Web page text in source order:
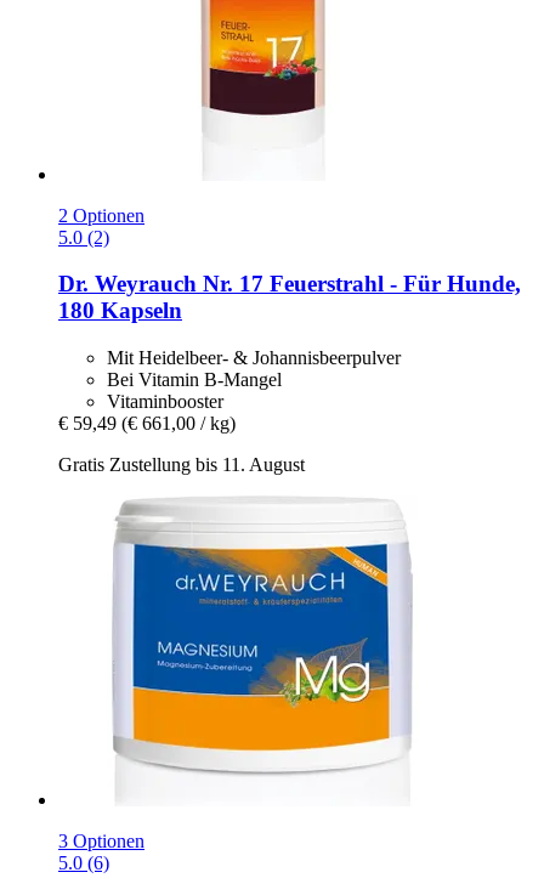
2 Optionen
5.0 (2)
Dr. Weyrauch Nr. 17 Feuerstrahl -​ Für Hunde,
180 Kapseln
Mit Heidelbeer- & Johannisbeerpulver
Bei Vitamin B-Mangel
Vitaminbooster
€ 59,49 (€ 661,00 / kg)
Gratis Zustellung bis 11. August
3 Optionen
5.0 (6)